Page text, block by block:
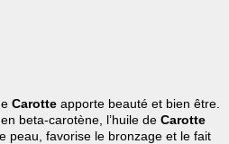
Carotte apporte beauté et bien être.
beta-carotène, l’huile de Carotte
peau, favorise le bronzage et le fait